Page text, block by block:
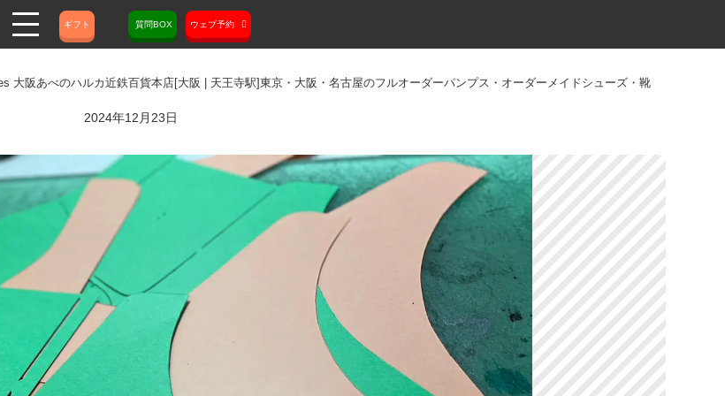
ギフト 質問BOX ウェブ予約
大阪あべのハルカ近鉄百貨本店[大阪 | 天王寺駅]東京・大阪・名古屋のフルオーダーパンプス・オーダーメイドシューズ・靴
2024年12月23日